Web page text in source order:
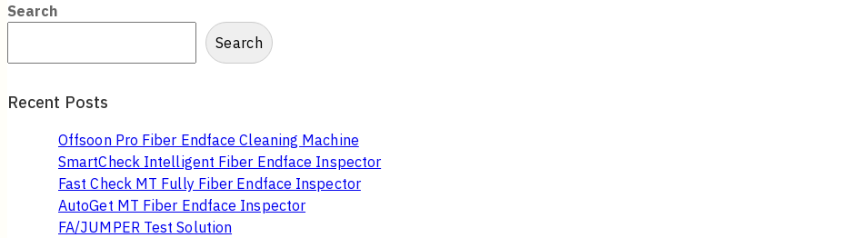
Search
Search
Recent Posts
Offsoon Pro Fiber Endface Cleaning Machine
SmartCheck Intelligent Fiber Endface Inspector
Fast Check MT Fully Fiber Endface Inspector
AutoGet MT Fiber Endface Inspector
FA/JUMPER Test Solution